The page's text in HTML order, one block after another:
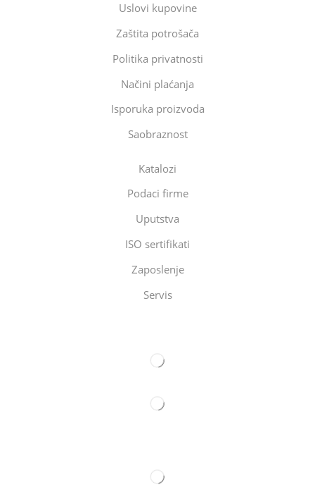
Uslovi kupovine
Zaštita potrošača
Politika privatnosti
Načini plaćanja
Isporuka proizvoda
Saobraznost
Katalozi
Podaci firme
Uputstva
ISO sertifikati
Zaposlenje
Servis